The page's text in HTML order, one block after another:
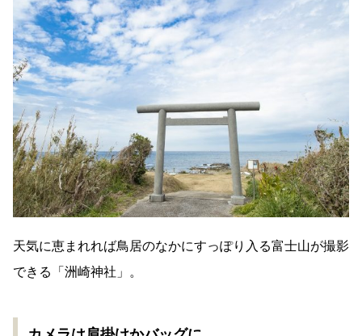
天気に恵まれれば鳥居のなかにすっぽり入る富士山が撮影
できる「洲崎神社」。